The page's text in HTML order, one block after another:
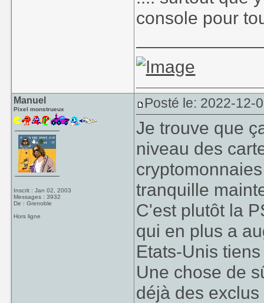
console pour
Manuel
Pixel monstrueux
Inscrit : Jan 02, 2003
Messages : 3932
De : Grenoble
Hors ligne
Posté le: 2022-12-
Je trouve que
niveau des
tranquille
C'est plutôt la
qui en plus a
Etats-Unis
Une chose de
déjà des